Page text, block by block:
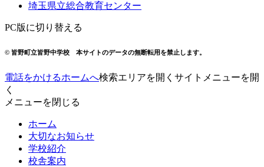
埼玉県立総合教育センター
PC版に切り替える
© 皆野町立皆野中学校 本サイトのデータの無断転用を禁止します。
電話をかけるホームへ検索エリアを開く サイトメニューを開
く
メニューを閉じる
ホーム
大切なお知らせ
学校紹介
校舎案内